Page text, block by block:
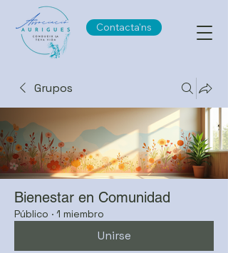
Contacta'ns
Grupos
Bienestar en Comunidad
Público · 1 miembro
Unirse